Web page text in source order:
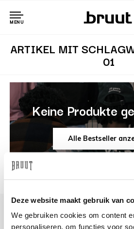
Deze website maakt gebruik van
We gebruiken cookies om content
personaliseren, om functies voor
MENU
ARTIKEL MIT
01
Keine Produkte
Alle Bestseller